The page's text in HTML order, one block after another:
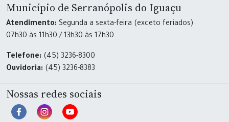
Município de Serranópolis do Iguaçu
Atendimento: Segunda a sexta-feira (exceto feriados)
07h30 às 11h30 / 13h30 às 17h30
Telefone: (45) 3236-8300
Ouvidoria: (45) 3236-8383
Nossas redes sociais